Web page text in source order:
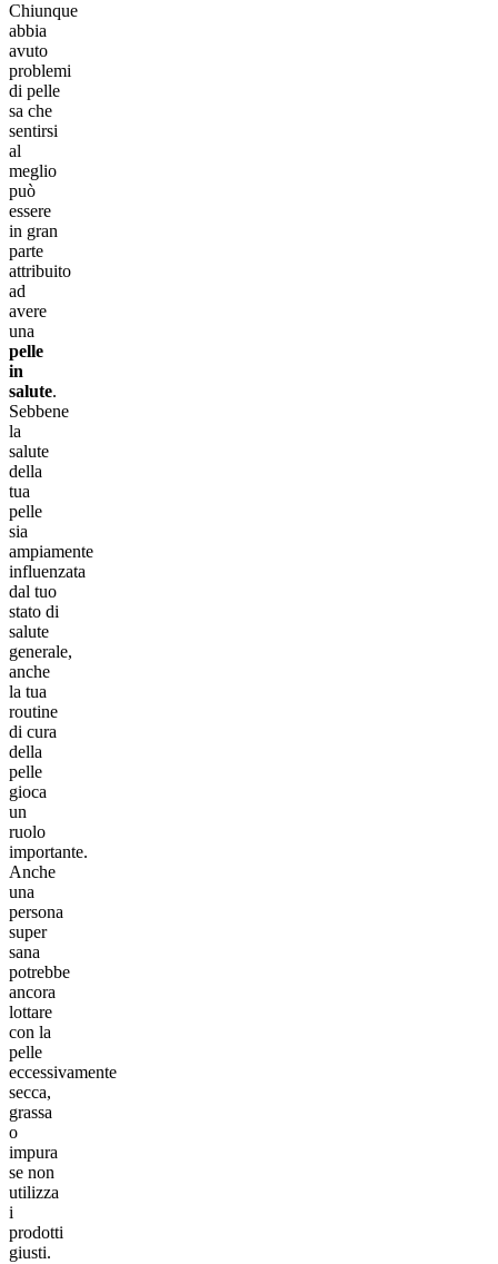
Chiunque
abbia
avuto
problemi
di pelle
sa che
sentirsi
al
meglio
può
essere
in gran
parte
attribuito
ad
avere
una
pelle
in
salute.
Sebbene
la
salute
della
tua
pelle
sia
ampiamente
influenzata
dal tuo
stato di
salute
generale,
anche
la tua
routine
di cura
della
pelle
gioca
un
ruolo
importante.
Anche
una
persona
super
sana
potrebbe
ancora
lottare
con la
pelle
eccessivamente
secca,
grassa
o
impura
se non
utilizza
i
prodotti
giusti.